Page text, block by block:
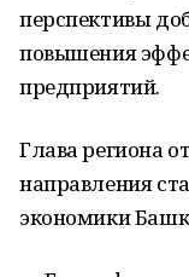
перспективы
повышения
предприятий.
Глава региона
направления
экономики